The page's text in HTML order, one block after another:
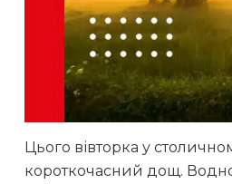
Цього вівторка у
короткочасний дощ.